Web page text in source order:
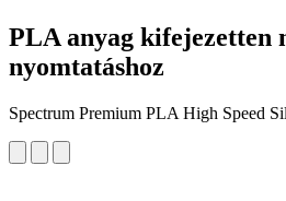
PLA anyag kifejezetten
nyomtatáshoz
Spectrum Premium PLA High Speed